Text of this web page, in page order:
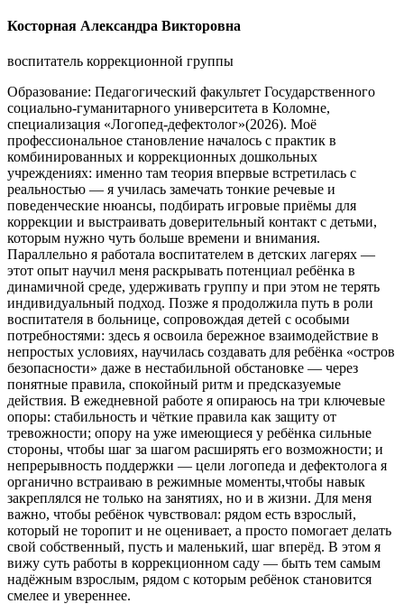
Косторная Александра Викторовна
воспитатель коррекционной группы
Образование: Педагогический факультет Государственного
социально‑гуманитарного университета в Коломне,
специализация «Логопед‑дефектолог»(2026). Моё
профессиональное становление началось с практик в
комбинированных и коррекционных дошкольных
учреждениях: именно там теория впервые встретилась с
реальностью — я училась замечать тонкие речевые и
поведенческие нюансы, подбирать игровые приёмы для
коррекции и выстраивать доверительный контакт с детьми,
которым нужно чуть больше времени и внимания.
Параллельно я работала воспитателем в детских лагерях —
этот опыт научил меня раскрывать потенциал ребёнка в
динамичной среде, удерживать группу и при этом не терять
индивидуальный подход. Позже я продолжила путь в роли
воспитателя в больнице, сопровождая детей с особыми
потребностями: здесь я освоила бережное взаимодействие в
непростых условиях, научилась создавать для ребёнка «остров
безопасности» даже в нестабильной обстановке — через
понятные правила, спокойный ритм и предсказуемые
действия. В ежедневной работе я опираюсь на три ключевые
опоры: стабильность и чёткие правила как защиту от
тревожности; опору на уже имеющиеся у ребёнка сильные
стороны, чтобы шаг за шагом расширять его возможности; и
непрерывность поддержки — цели логопеда и дефектолога я
органично встраиваю в режимные моменты,чтобы навык
закреплялся не только на занятиях, но и в жизни. Для меня
важно, чтобы ребёнок чувствовал: рядом есть взрослый,
который не торопит и не оценивает, а просто помогает делать
свой собственный, пусть и маленький, шаг вперёд. В этом я
вижу суть работы в коррекционном саду — быть тем самым
надёжным взрослым, рядом с которым ребёнок становится
смелее и увереннее.